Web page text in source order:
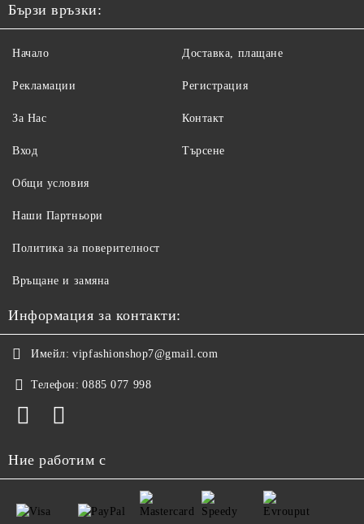
Бързи връзки:
Начало
Рекламации
За Нас
Вход
Доставка, плащане
Регистрация
Контакт
Търсене
Общи условия
Наши Партньори
Политика за поверителност
Връщане и замяна
Информация за контакти:
Имейл: vipfashionshop7@gmail.com
Телефон: 0885 077 998
Ние работим с